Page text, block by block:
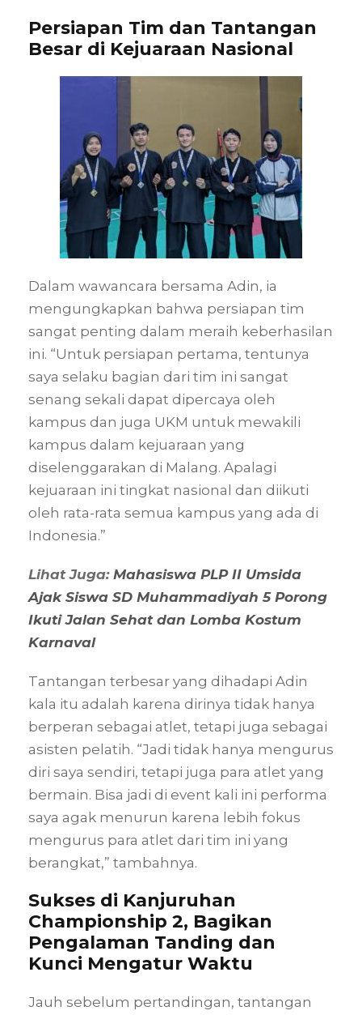
Persiapan Tim dan Tantangan
Besar di Kejuaraan Nasional
Dalam wawancara bersama Adin, ia
mengungkapkan bahwa persiapan tim
sangat penting dalam meraih keberhasilan
ini. “Untuk persiapan pertama, tentunya
saya selaku bagian dari tim ini sangat
senang sekali dapat dipercaya oleh
kampus dan juga UKM untuk mewakili
kampus dalam kejuaraan yang
diselenggarakan di Malang. Apalagi
kejuaraan ini tingkat nasional dan diikuti
oleh rata-rata semua kampus yang ada di
Indonesia.”
Lihat Juga: Mahasiswa PLP II Umsida
Ajak Siswa SD Muhammadiyah 5 Porong
Ikuti Jalan Sehat dan Lomba Kostum
Karnaval
Tantangan terbesar yang dihadapi Adin
kala itu adalah karena dirinya tidak hanya
berperan sebagai atlet, tetapi juga sebagai
asisten pelatih. “Jadi tidak hanya mengurus
diri saya sendiri, tetapi juga para atlet yang
bermain. Bisa jadi di event kali ini performa
saya agak menurun karena lebih fokus
mengurus para atlet dari tim ini yang
berangkat,” tambahnya.
Sukses di Kanjuruhan
Championship 2, Bagikan
Pengalaman Tanding dan
Kunci Mengatur Waktu
Jauh sebelum pertandingan, tantangan